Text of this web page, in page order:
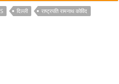
दिल्ली
राष्ट्रपति रामनाथ कोविंद